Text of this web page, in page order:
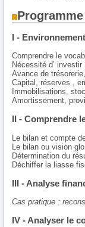
I -
Comprendre le
Nécessité d’
Avance de trésorerie,
Capital, réserves ,
Immobilisations,
Amortissement,
II - Comprendre
Le bilan et compte
Le bilan ou vision
Détermination du
Déchiffer la liasse
III - Analyse
Cas pratique :
IV - Analyser le